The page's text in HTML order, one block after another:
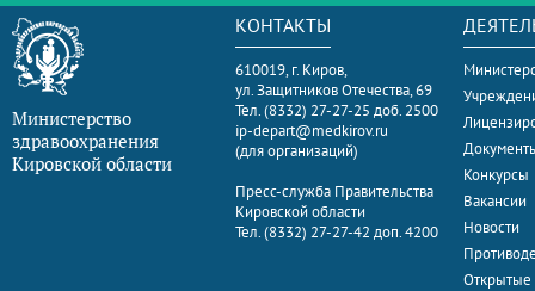
Министерство
здравоохранения
Кировской области
КОНТАКТЫ
610019, г. Киров,
ул. Защитников Отечества, 69
Тел. (8332) 27-27-25 доб. 2500
ip-depart@medkirov.ru
(для организаций)
Пресс-служба Правительства
Кировской области
Тел. (8332) 27-27-42 доп. 4200
Конкурсы
Вакансии
Новости